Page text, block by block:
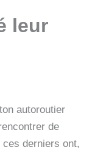
leur
autoroutier
de
derniers ont,